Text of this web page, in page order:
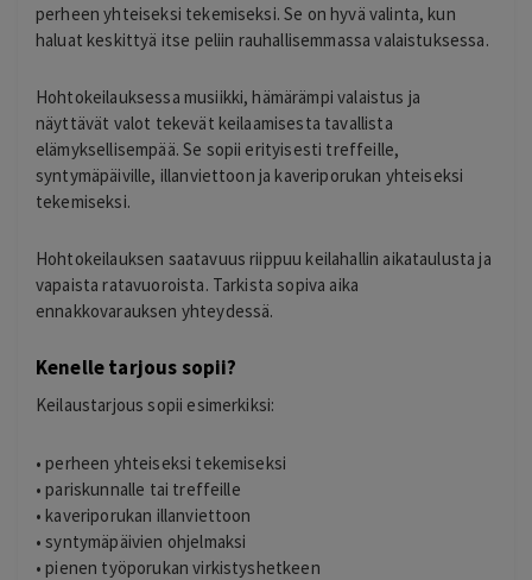
perheen yhteiseksi tekemiseksi. Se on hyvä valinta, kun
haluat keskittyä itse peliin rauhallisemmassa valaistuksessa.
Hohtokeilauksessa musiikki, hämärämpi valaistus ja
näyttävät valot tekevät keilaamisesta tavallista
elämyksellisempää. Se sopii erityisesti treffeille,
syntymäpäiville, illanviettoon ja kaveriporukan yhteiseksi
tekemiseksi.
Hohtokeilauksen saatavuus riippuu keilahallin aikataulusta ja
vapaista ratavuoroista. Tarkista sopiva aika
ennakkovarauksen yhteydessä.
Kenelle tarjous sopii?
Keilaustarjous sopii esimerkiksi:
• perheen yhteiseksi tekemiseksi
• pariskunnalle tai treffeille
• kaveriporukan illanviettoon
• syntymäpäivien ohjelmaksi
• pienen työporukan virkistyshetkeen